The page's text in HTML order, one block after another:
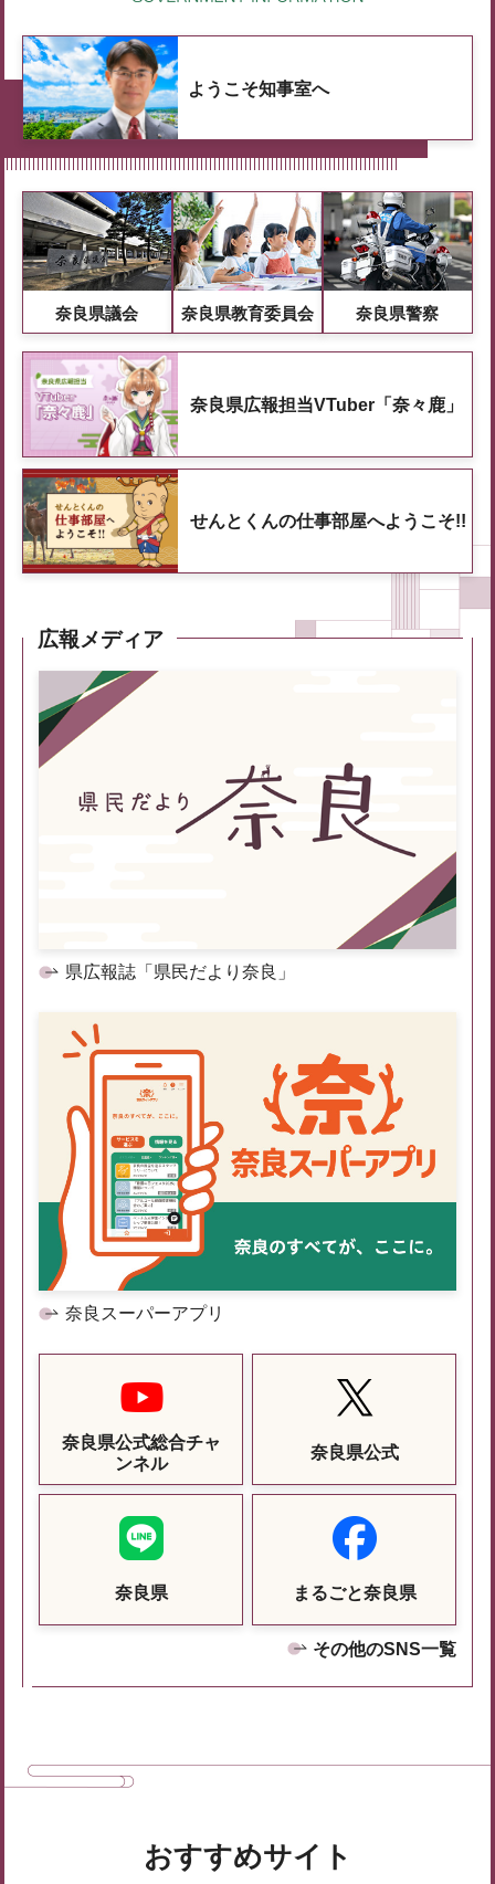
ようこそ知事室へ
奈良県議会 奈良県教育委員会 奈良県警察
奈良県広報担当VTuber「奈々鹿」
せんとくんの仕事部屋へようこそ!!
広報メディア
県広報誌「県民だより奈良」
奈良スーパーアプリ
奈良県公式総合チャ
ンネル
奈良県公式
奈良県 まるごと奈良県
その他のSNS一覧
おすすめサイト